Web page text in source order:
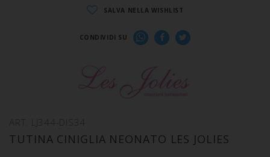
SALVA NELLA WISHLIST
CONDIVIDI SU
TUTINA CINIGLIA NEONATO LES JOLIES